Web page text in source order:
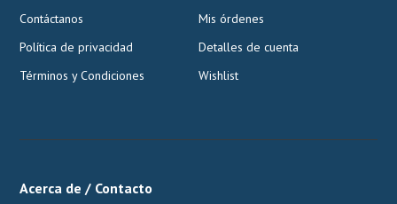
Contáctanos
Política de privacidad
Términos y Condiciones
Mis órdenes
Detalles de cuenta
Wishlist
Acerca de / Contacto